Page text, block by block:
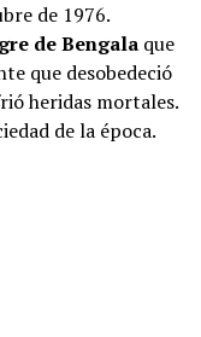
de 1976.
de Bengala que
que desobedeció
heridas mortales.
de la época.